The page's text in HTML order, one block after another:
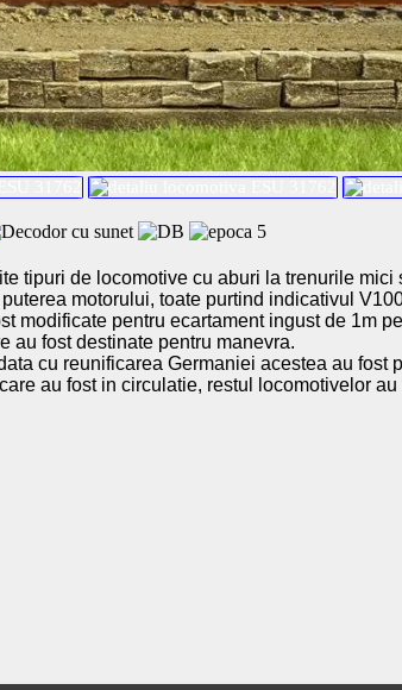
tipuri de locomotive cu aburi la trenurile
motorului, toate purtind indicativul
modificate pentru ecartament ingust de 1m
au fost destinate pentru manevra.
cu reunificarea Germaniei acestea au fost
au fost in circulatie, restul locomotivelor